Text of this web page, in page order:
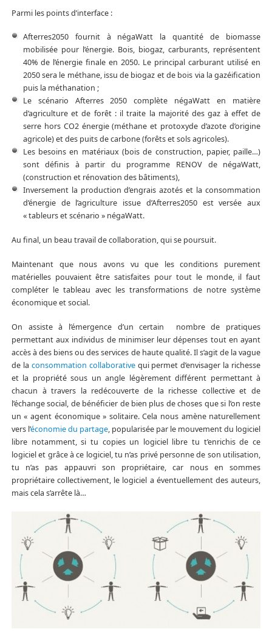
Parmi les points d’interface :
Afterres2050 fournit à négaWatt la quantité de biomasse
mobilisée pour l’énergie. Bois, biogaz, carburants, représentent
40% de l’énergie finale en 2050. Le principal carburant utilisé en
2050 sera le méthane, issu de biogaz et de bois via la gazéification
puis la méthanation ;
Le scénario Afterres 2050 complète négaWatt en matière
d’agriculture et de forêt : il traite la majorité des gaz à effet de
serre hors CO2 énergie (méthane et protoxyde d’azote d’origine
agricole) et des puits de carbone (forêts et sols agricoles).
Les besoins en matériaux (bois de construction, papier, paille…)
sont définis à partir du programme RENOV de négaWatt,
(construction et rénovation des bâtiments),
Inversement la production d’engrais azotés et la consommation
d’énergie de l’agriculture issue d’Afterres2050 est versée aux
« tableurs et scénario » négaWatt.
Au final, un beau travail de collaboration, qui se poursuit.
Maintenant que nous avons vu que les conditions purement
matérielles pouvaient être satisfaites pour tout le monde, il faut
compléter le tableau avec les transformations de notre système
économique et social.
On assiste à l’émergence d’un certain nombre de pratiques
permettant aux individus de minimiser leur dépenses tout en ayant
accès à des biens ou des services de haute qualité. Il s’agit de la vague
de la consommation collaborativequi permet d’envisager la richesse
et la propriété sous un angle légèrement différent permettant à
chacun à travers la redécouverte de la richesse collective et de
l’échange social, de bénéficier de bien plus de choses que si l’on reste
un « agent économique » solitaire. Cela nous amène naturellement
vers l’économie du partage, popularisée par le mouvement du logiciel
libre notamment, si tu copies un logiciel libre tu t’enrichis de ce
logiciel et grâce à ce logiciel, tu n’as privé personne de son utilisation,
tu n’as pas appauvri son propriétaire, car nous en sommes
propriétaire collectivement, le logiciel a éventuellement des auteurs,
mais cela s’arrête là…